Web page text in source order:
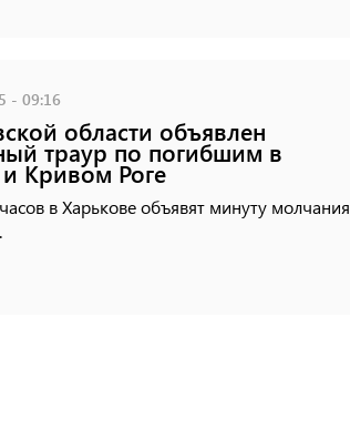
- 09:16
области объявлен
траур по погибшим в
Кривом Роге
в Харькове объявят минуту молчания